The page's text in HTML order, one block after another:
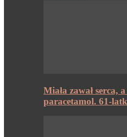
Miała zawał serca,
paracetamol. 61-